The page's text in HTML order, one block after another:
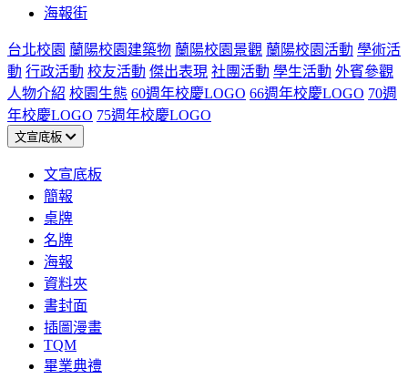
海報街
台北校園 蘭陽校園建築物 蘭陽校園景觀 蘭陽校園活動 學術活
動 行政活動 校友活動 傑出表現 社團活動 學生活動 外賓參觀
人物介紹 校園生態 60週年校慶LOGO 66週年校慶LOGO 70週
年校慶LOGO 75週年校慶LOGO
文宣底板
文宣底板
簡報
桌牌
名牌
海報
資料夾
書封面
插圖漫畫
TQM
畢業典禮